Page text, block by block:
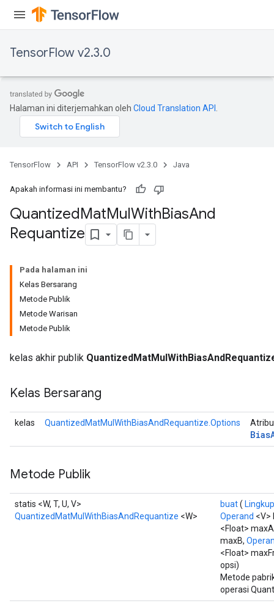
TensorFlow v2.3.0
Halaman ini diterjemahkan oleh Cloud Translation API
TensorFlow API TensorFlow v2.3.0 Java
Apakah informasi ini membantu?
QuantizedMatMulWithBiasAnd
Requantize
Pada halaman ini
Kelas Bersarang
Metode Publik
Metode Warisan
Metode Publik
kelas akhir publik
Kelas Bersarang
kelas QuantizedMatMulWithBiasAndRequantize.Options
Bias
Metode Publik
statis <W, T, U, V>
QuantizedMatMulWithBiasAndRequantize <W>
buat( Lingkup
Operand <V>
<Float>
maxB,
<Float>
opsi)
Metode
operasi